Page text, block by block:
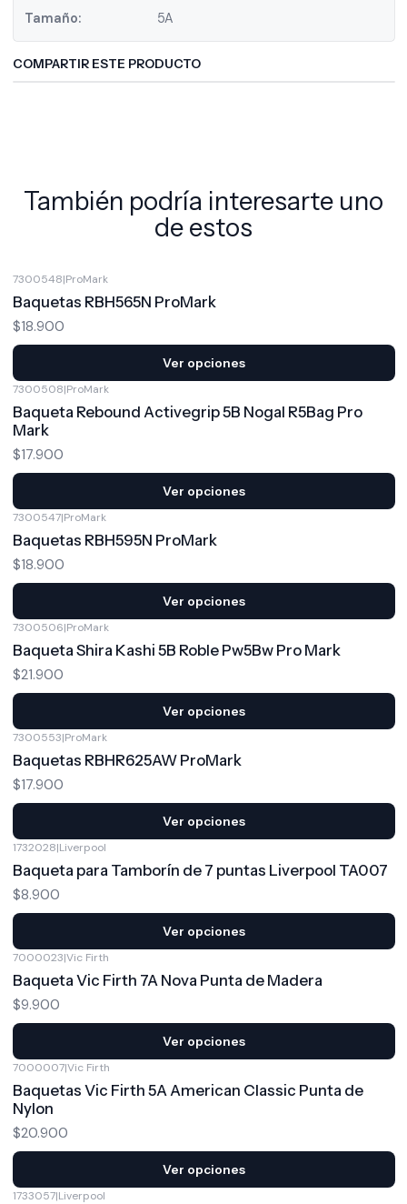
Tamaño: 5A
COMPARTIR ESTE PRODUCTO
También podría interesarte uno
de estos
7300548|ProMark
Baquetas RBH565N ProMark
$18.900
Ver opciones
7300508|ProMark
Baqueta Rebound Activegrip 5B Nogal R5Bag Pro
Mark
$17.900
Ver opciones
7300547|ProMark
Baquetas RBH595N ProMark
$18.900
Ver opciones
7300506|ProMark
Baqueta Shira Kashi 5B Roble Pw5Bw Pro Mark
$21.900
Ver opciones
7300553|ProMark
Baquetas RBHR625AW ProMark
$17.900
Ver opciones
1732028|Liverpool
Baqueta para Tamborín de 7 puntas Liverpool TA007
$8.900
Ver opciones
7000023|Vic Firth
Baqueta Vic Firth 7A Nova Punta de Madera
$9.900
Ver opciones
7000007|Vic Firth
Baquetas Vic Firth 5A American Classic Punta de
Nylon
$20.900
Ver opciones
1733057|Liverpool